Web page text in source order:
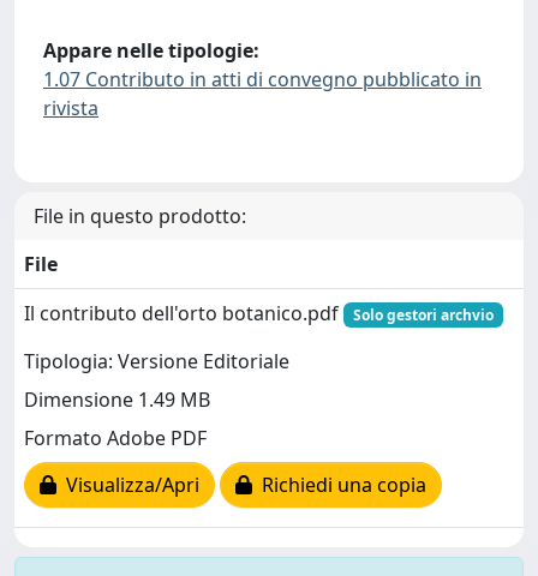
Appare nelle tipologie:
1.07 Contributo in atti di convegno pubblicato in
rivista
File in questo prodotto:
File
Il contributo dell'orto botanico.pdf
Solo gestori archvio
Tipologia: Versione Editoriale
Dimensione 1.49 MB
Formato Adobe PDF
Visualizza/Apri
Richiedi una copia